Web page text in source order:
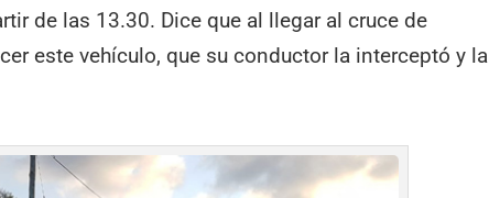
de las 13.30. Dice que al llegar al cruce de
este vehículo, que su conductor la interceptó y la